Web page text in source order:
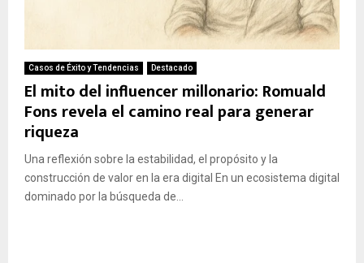
Casos de Éxito y Tendencias Destacado
El mito del influencer millonario: Romuald
Fons revela el camino real para generar
riqueza
Una reflexión sobre la estabilidad, el propósito y la
construcción de valor en la era digital En un ecosistema digital
dominado por la búsqueda de...